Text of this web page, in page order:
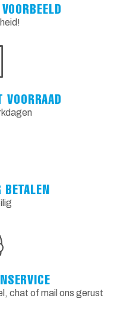
VOORRAAD
BETALEN
chat of mail ons gerust